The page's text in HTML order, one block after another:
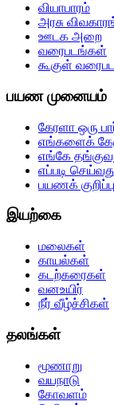
வியாபாரம்
அரசு
ஊடக அறை
வரைபடங்கள்
கூகுள்
பயண முனையம்
கேரளா ஒரு
எங்களைக்
எங்கே
எப்படி
பயணக்
இயற்கை
மலைகள்
காயல்கள்
கடற்கரைகள்
வனஉயிர்
நீர் வீழ்ச்சிகள்
தலங்கள்
மூணாறு
வயநாடு
கோவளம்